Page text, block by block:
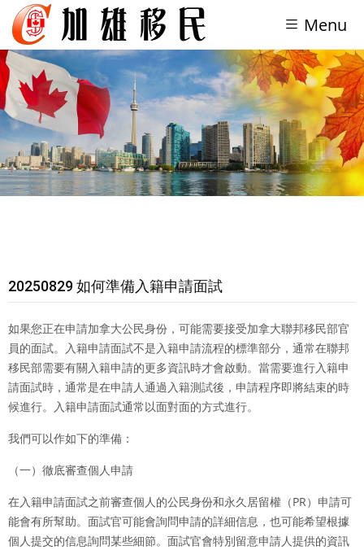
Menu
20250829 如何準備入籍申請面試
如果您正在申請加拿大公民身份，可能需要接受加拿大聯邦移民部官
員的面試。入籍申請面試不是入籍申請流程的標準部分，通常在聯邦
移民部需要有關入籍申請的更多資訊時才會啟動。當需要進行入籍申
請面試時，通常是在申請人通過入籍測試後，申請程序即將結束的時
候進行。入籍申請面試通常以面對面的方式進行。
我們可以作如下的準備：
（一）徹底審查個人申請
在入籍申請面試之前審查個人的公民身份和永久居留權（PR）申請可
能會有所幫助。面試官可能會詢問申請的詳細信息，也可能希望根據
個人提交的信息詢問某些細節。面試官會特別留意申請人提供的資訊